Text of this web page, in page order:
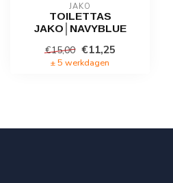
JAKO
TOILETTAS
JAKO│NAVYBLUE
€15,00 €11,25
± 5 werkdagen